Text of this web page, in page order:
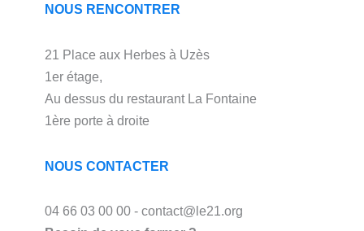
NOUS RENCONTRER
21 Place aux Herbes à Uzès
1er étage,
Au dessus du restaurant La Fontaine
1ère porte à droite
NOUS CONTACTER
04 66 03 00 00 - contact@le21.org